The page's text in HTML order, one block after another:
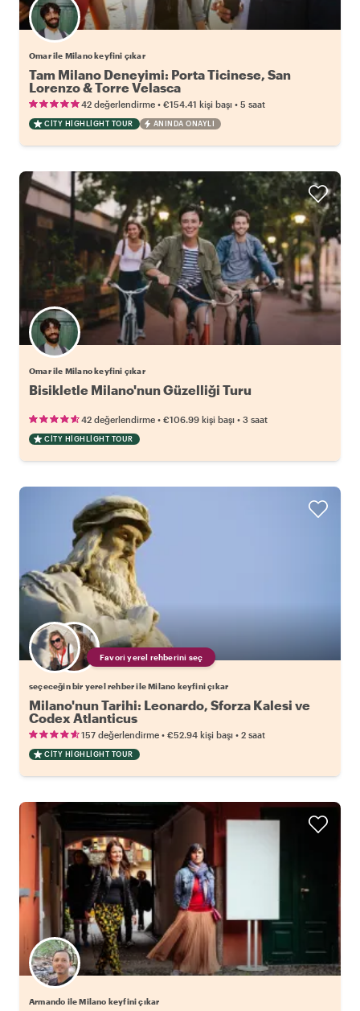
Omar ile Milano keyfini çıkar
Tam Milano Deneyimi: Porta Ticinese, San
Lorenzo & Torre Velasca
42 değerlendirme • €154.41 kişi başı • 5 saat
CITY HIGHLIGHT TOUR ANINDA ONAYLI
Omar ile Milano keyfini çıkar
Bisikletle Milano'nun Güzelliği Turu
42 değerlendirme • €106.99 kişi başı • 3 saat
CITY HIGHLIGHT TOUR
Favori yerel rehberini seç
seçeceğin bir yerel rehber ile Milano keyfini çıkar
Milano'nun Tarihi: Leonardo, Sforza Kalesi ve
Codex Atlanticus
157 değerlendirme • €52.94 kişi başı • 2 saat
CITY HIGHLIGHT TOUR
Armando ile Milano keyfini çıkar